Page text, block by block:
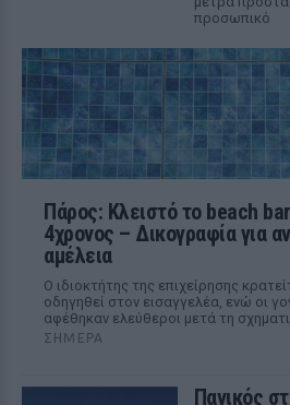
προσωπικό
Πάρος: Κλειστό το beach
4χρονος – Δικογραφία για
αμέλεια
Ο ιδιοκτήτης της επιχείρησης
οδηγηθεί στον εισαγγελέα, ενώ οι
αφέθηκαν ελεύθεροι μετά τη
ΣΉΜΕΡΑ
Πανικός